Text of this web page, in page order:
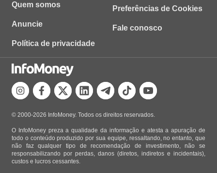
Quem somos
Anuncie
Política de privacidade
Preferências de Cookies
Fale conosco
© 2000-2026 InfoMoney. Todos os direitos reservados.
O InfoMoney preza a qualidade da informação e atesta a apuração de
todo o conteúdo produzido por sua equipe, ressaltando, no entanto, que
não faz qualquer tipo de recomendação de investimento, não se
responsabilizando por perdas, danos (diretos, indiretos e incidentais),
custos e lucros cessantes.